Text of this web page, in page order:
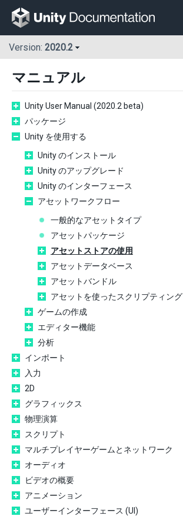
Version: 2020.2
マニュアル
Unity User Manual (2020.2 beta)
パッケージ
Unity を使用する
Unity のインストール
Unity のアップグレード
Unity のインターフェース
アセットワークフロー
一般的なアセットタイプ
アセットパッケージ
アセットストアの使用
アセットデータベース
アセットバンドル
アセットを使ったスクリプティング
ゲームの作成
エディター機能
分析
インポート
入力
2D
グラフィックス
物理演算
スクリプト
マルチプレイヤーゲームとネットワーク
オーディオ
ビデオの概要
アニメーション
ユーザーインターフェース (UI)